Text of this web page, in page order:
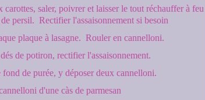
saler, poivrer et laisser le tout réchauffer à feu
persil. Rectifier l'assaisonnement si besoin
plaque à lasagne. Rouler en cannelloni.
de potiron, rectifier l'assaisonnement.
de purée, y déposer deux cannelloni.
d'une càs de parmesan